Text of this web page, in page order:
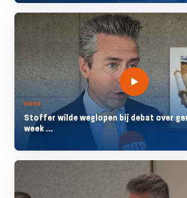
VIDEO
Stoffer wilde weglopen bij debat over
week ...